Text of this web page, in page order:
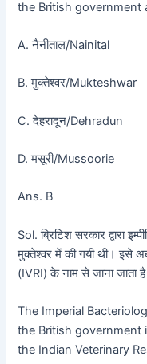
the British government
A. नैनीताल/Nainital
B. मुक्तेश्वर/Mukteshwar
C. देहरादून/Dehradun
D. मसूरी/Mussoorie
Ans. B
Sol. ब्रिटिश सरकार द्वारा
मुक्तेश्वर में की गयी थी। इसे
(IVRI) के नाम से जाना जाता
The Imperial
the British government
the Indian Veterinary